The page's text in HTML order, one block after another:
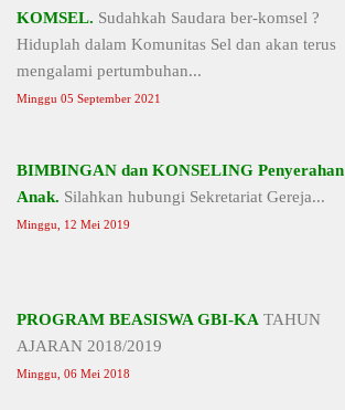
KOMSEL. Sudahkah Saudara ber-komsel ?
Hiduplah dalam Komunitas Sel dan akan terus
mengalami pertumbuhan...
Minggu 05 September 2021
BIMBINGAN dan KONSELING Penyerahan
Anak. Silahkan hubungi Sekretariat Gereja...
Minggu, 12 Mei 2019
PROGRAM BEASISWA GBI-KA TAHUN
AJARAN 2018/2019
Minggu, 06 Mei 2018